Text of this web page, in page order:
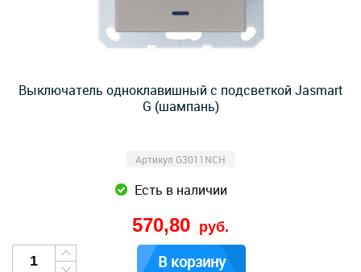
Выключатель одноклавишный с подсветкой Jasmart
G (шампань)
Артикул G3011NCH
Есть в наличии
570,80 руб.
В корзину